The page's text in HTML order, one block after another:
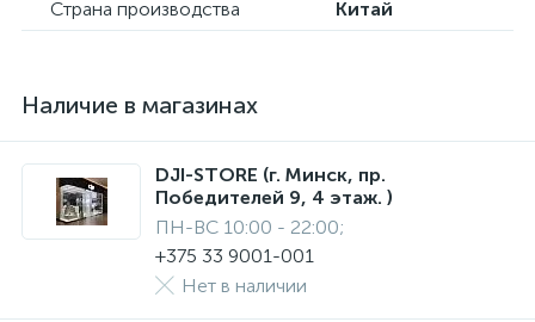
Страна производства
Китай
Наличие в магазинах
DJI-STORE (г. Минск, пр.
Победителей 9, 4 этаж. )
ПН-ВС 10:00 - 22:00;
+375 33 9001-001
Нет в наличии